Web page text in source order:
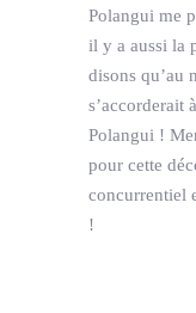
Polangui me
il y a aussi la
disons qu’au
Polangui !
pour cette
concurrentiel
!